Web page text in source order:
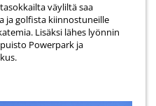
väyliltä saa
ja golfista kiinnostuneille
Lisäksi lähes lyönnin
Powerpark ja